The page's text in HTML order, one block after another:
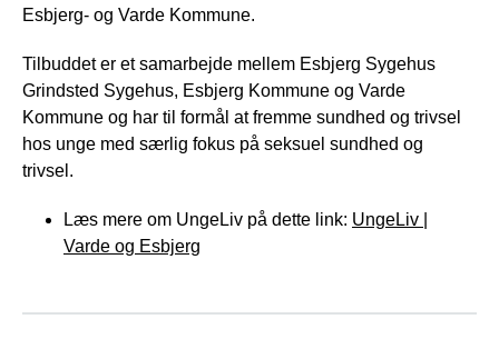
Esbjerg- og Varde Kommune.
Tilbuddet er et samarbejde mellem Esbjerg Sygehus
Grindsted Sygehus, Esbjerg Kommune og Varde
Kommune og har til formål at fremme sundhed og trivsel
hos unge med særlig fokus på seksuel sundhed og
trivsel.
Læs mere om UngeLiv på dette link: UngeLiv |
Varde og Esbjerg